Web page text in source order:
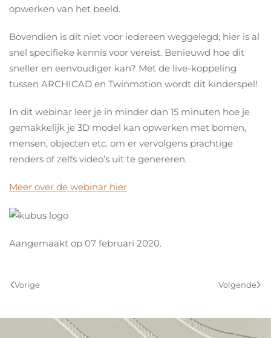
opwerken van het beeld.
Bovendien is dit niet voor iedereen weggelegd; hier is al
snel specifieke kennis voor vereist. Benieuwd hoe dit
sneller en eenvoudiger kan? Met de live-koppeling
tussen ARCHICAD en Twinmotion wordt dit kinderspel!
In dit webinar leer je in minder dan 15 minuten hoe je
gemakkelijk je 3D model kan opwerken met bomen,
mensen, objecten etc. om er vervolgens prachtige
renders of zelfs video’s uit te genereren.
Meer over de webinar hier
Aangemaakt op 07 februari 2020.
Vorige Volgende